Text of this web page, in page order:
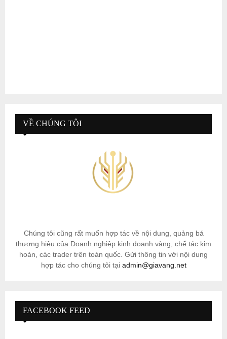
VỀ CHÚNG TÔI
Chúng tôi cũng rất muốn hợp tác về nội dung, quảng bá
thương hiệu của Doanh nghiệp kinh doanh vàng, chế tác kim
hoàn, các trader trên toàn quốc. Gửi thông tin với nội dung
hợp tác cho chúng tôi tại admin@giavang.net
FACEBOOK FEED